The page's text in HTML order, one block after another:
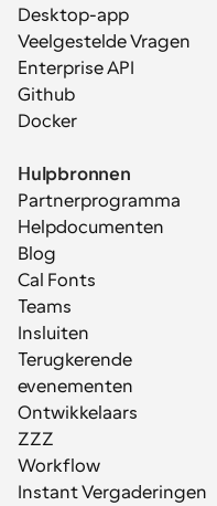
Desktop-app
Veelgestelde Vragen
Enterprise API
Github
Docker
Hulpbronnen
Partnerprogramma
Helpdocumenten
Blog
Cal Fonts
Teams
Insluiten
Terugkerende
evenementen
Ontwikkelaars
ZZZ
Workflow
Instant Vergaderingen